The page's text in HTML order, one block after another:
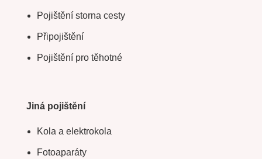
Pojištění storna cesty
Připojištění
Pojištění pro těhotné
Jiná pojištění
Kola a elektrokola
Fotoaparáty